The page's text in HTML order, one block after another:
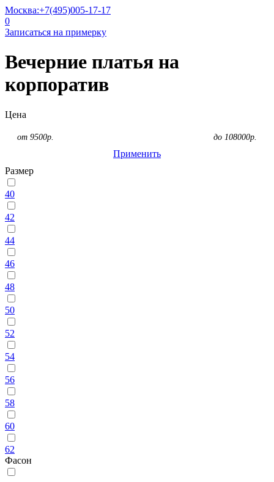
Москва:+7(495)005-17-17
0
Записаться на примерку
Вечерние платья на
корпоратив
Цена
от 9500р. до 108000р.
Применить
Размер
40
42
44
46
48
50
52
54
56
58
60
62
Фасон